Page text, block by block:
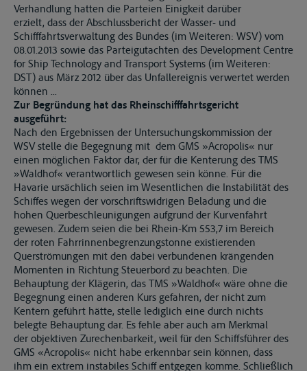
Verhandlung hatten die Parteien Einigkeit darüber
erzielt, dass der Abschlussbericht der Wasser- und
Schifffahrtsverwaltung des Bundes (im Weiteren: WSV) vom
08.01.2013 sowie das Parteigutachten des Development Centre
for Ship Technology and Transport Systems (im Weiteren:
DST) aus März 2012 über das Unfallereignis verwertet werden
können ...
Zur Begründung hat das Rheinschifffahrtsgericht
ausgeführt:
Nach den Ergebnissen der Untersuchungskommission der
WSV stelle die Begegnung mit dem GMS »Acropolis« nur
einen möglichen Faktor dar, der für die Kenterung des TMS
»Waldhof« verantwortlich gewesen sein könne. Für die
Havarie ursächlich seien im Wesentlichen die Instabilität des
Schiffes wegen der vorschriftswidrigen Beladung und die
hohen Querbeschleunigungen aufgrund der Kurvenfahrt
gewesen. Zudem seien die bei Rhein-Km 553,7 im Bereich
der roten Fahrrinnenbegrenzungstonne existierenden
Querströmungen mit den dabei verbundenen krängenden
Momenten in Richtung Steuerbord zu beachten. Die
Behauptung der Klägerin, das TMS »Waldhof« wäre ohne die
Begegnung einen anderen Kurs gefahren, der nicht zum
Kentern geführt hätte, stelle lediglich eine durch nichts
belegte Behauptung dar. Es fehle aber auch am Merkmal
der objektiven Zurechenbarkeit, weil für den Schiffsführer des
GMS «Acropolis« nicht habe erkennbar sein können, dass
ihm ein extrem instabiles Schiff entgegen komme. Schließlich